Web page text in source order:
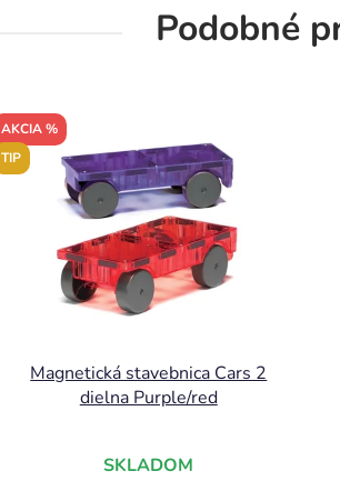
Podobné
AKCIA %
TIP
Magnetická stavebnica Cars 2
dielna Purple/red
SKLADOM